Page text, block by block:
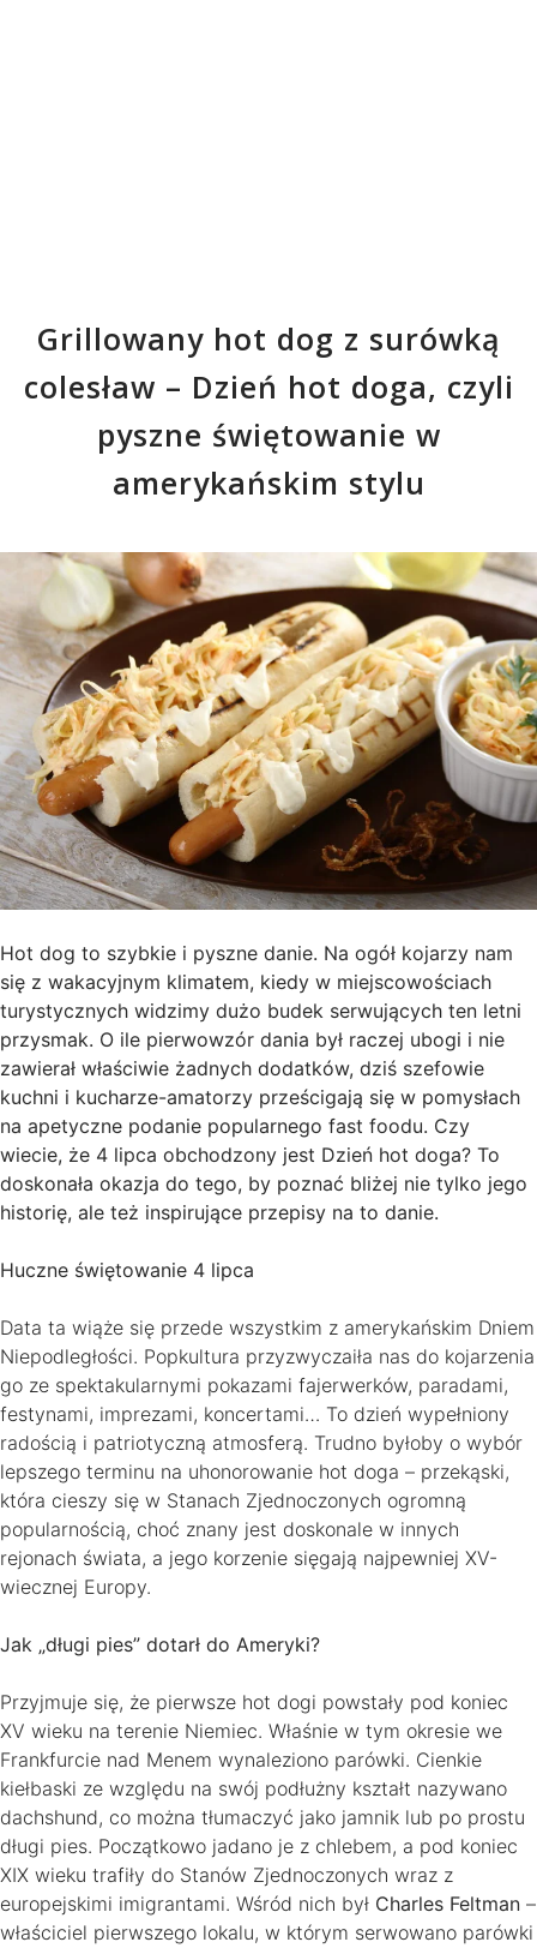
Grillowany hot dog z surówką
colesław – Dzień hot doga, czyli
pyszne świętowanie w
amerykańskim stylu
Hot dog to szybkie i pyszne danie. Na ogół kojarzy nam
się z wakacyjnym klimatem, kiedy w miejscowościach
turystycznych widzimy dużo budek serwujących ten letni
przysmak. O ile pierwowzór dania był raczej ubogi i nie
zawierał właściwie żadnych dodatków, dziś szefowie
kuchni i kucharze-amatorzy prześcigają się w pomysłach
na apetyczne podanie popularnego fast foodu. Czy
wiecie, że 4 lipca obchodzony jest Dzień hot doga? To
doskonała okazja do tego, by poznać bliżej nie tylko jego
historię, ale też inspirujące przepisy na to danie.
Huczne świętowanie 4 lipca
Data ta wiąże się przede wszystkim z amerykańskim Dniem
Niepodległości. Popkultura przyzwyczaiła nas do kojarzenia
go ze spektakularnymi pokazami fajerwerków, paradami,
festynami, imprezami, koncertami… To dzień wypełniony
radością i patriotyczną atmosferą. Trudno byłoby o wybór
lepszego terminu na uhonorowanie hot doga – przekąski,
która cieszy się w Stanach Zjednoczonych ogromną
popularnością, choć znany jest doskonale w innych
rejonach świata, a jego korzenie sięgają najpewniej XV-
wiecznej Europy.
Jak „długi pies” dotarł do Ameryki?
Przyjmuje się, że pierwsze hot dogi powstały pod koniec
XV wieku na terenie Niemiec. Właśnie w tym okresie we
Frankfurcie nad Menem wynaleziono parówki. Cienkie
kiełbaski ze względu na swój podłużny kształt nazywano
dachshund, co można tłumaczyć jako jamnik lub po prostu
długi pies. Początkowo jadano je z chlebem, a pod koniec
XIX wieku trafiły do Stanów Zjednoczonych wraz z
europejskimi imigrantami. Wśród nich był Charles Feltman –
właściciel pierwszego lokalu, w którym serwowano parówki